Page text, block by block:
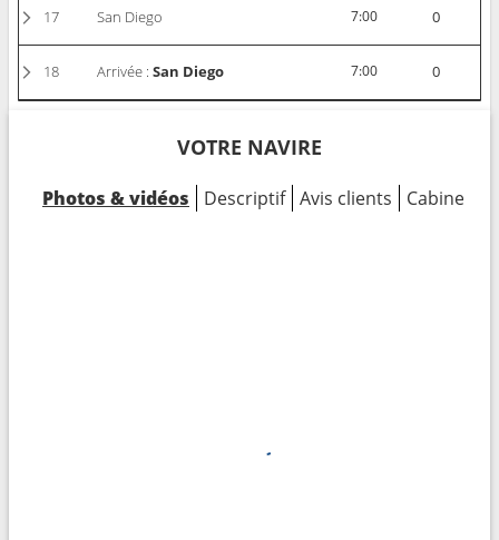
17 San Diego 7:00 0
18 Arrivée :San Diego 7:00 0
VOTRE NAVIRE
Photos & vidéos Descriptif Avis clients Cabines